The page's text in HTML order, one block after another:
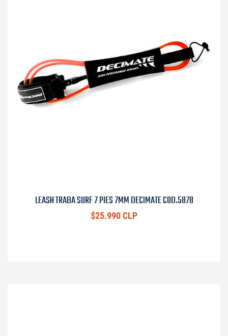
LEASH TRABA SURF 7 PIES 7MM DECIMATE COD.5878
$25.990 CLP